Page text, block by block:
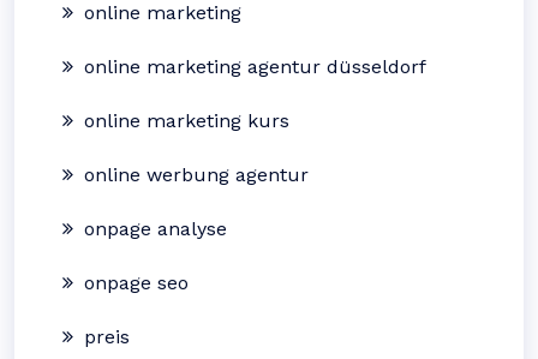
online marketing
online marketing agentur düsseldorf
online marketing kurs
online werbung agentur
onpage analyse
onpage seo
preis